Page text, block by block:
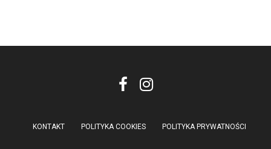
KONTAKT POLITYKA COOKIES POLITYKA PRYWATNOŚCI